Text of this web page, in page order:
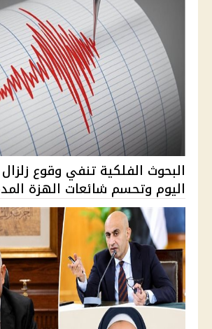
البحوث الفلكية تنفي وقوع
اليوم وتحسم شائعات الهزة